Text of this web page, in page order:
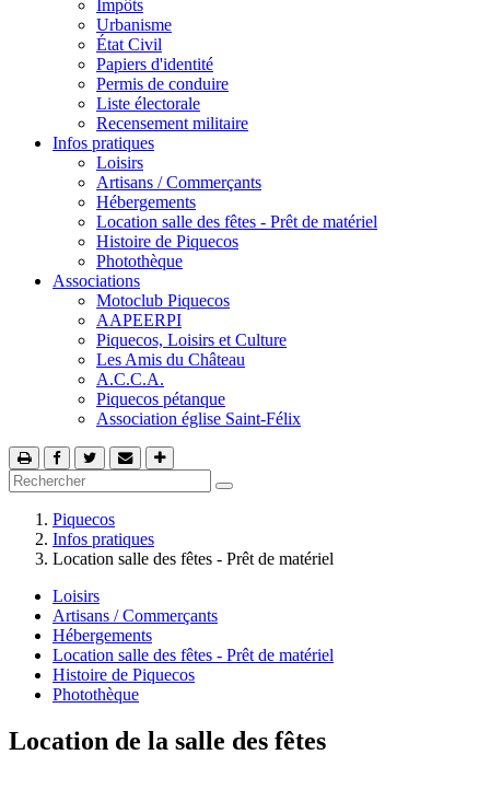
Impôts
Urbanisme
État Civil
Papiers d'identité
Permis de conduire
Liste électorale
Recensement militaire
Infos pratiques
Loisirs
Artisans / Commerçants
Hébergements
Location salle des fêtes - Prêt de matériel
Histoire de Piquecos
Photothèque
Associations
Motoclub Piquecos
AAPEERPI
Piquecos, Loisirs et Culture
Les Amis du Château
A.C.C.A.
Piquecos pétanque
Association église Saint-Félix
Piquecos
Infos pratiques
Location salle des fêtes - Prêt de matériel
Loisirs
Artisans / Commerçants
Hébergements
Location salle des fêtes - Prêt de matériel
Histoire de Piquecos
Photothèque
Location de la salle des fêtes